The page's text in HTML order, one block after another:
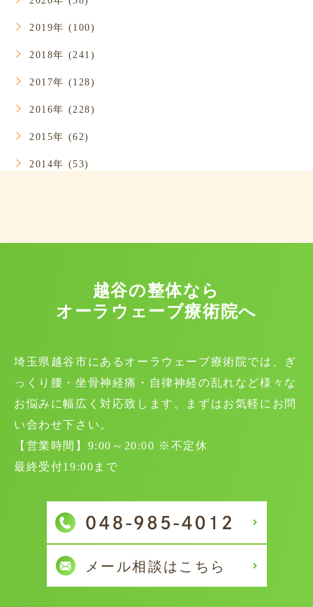
2019年 (100)
2018年 (241)
2017年 (128)
2016年 (228)
2015年 (62)
2014年 (53)
越谷の整体なら
オーラウェーブ療術院へ
埼玉県越谷市にあるオーラウェーブ療術院では、ぎ
っくり腰・坐骨神経痛・自律神経の乱れなど様々な
お悩みに幅広く対応致します。まずはお気軽にお問
い合わせ下さい。
【営業時間】9:00～20:00 ※不定休
最終受付19:00まで